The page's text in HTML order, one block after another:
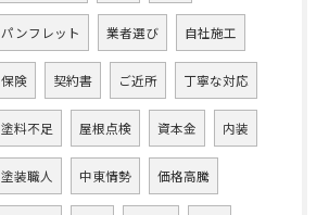
パンフレット 業者選び 自社施工
保険 契約書 ご近所 丁寧な対応
塗料不足 屋根点検 資本金 内装
塗装職人 中東情勢 価格高騰